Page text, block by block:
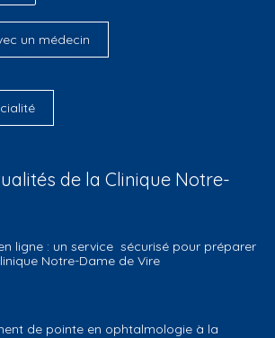
un médecin
de la Clinique Notre-
ligne : un service sécurisé pour préparer
Notre-Dame de Vire
de pointe en ophtalmologie à la